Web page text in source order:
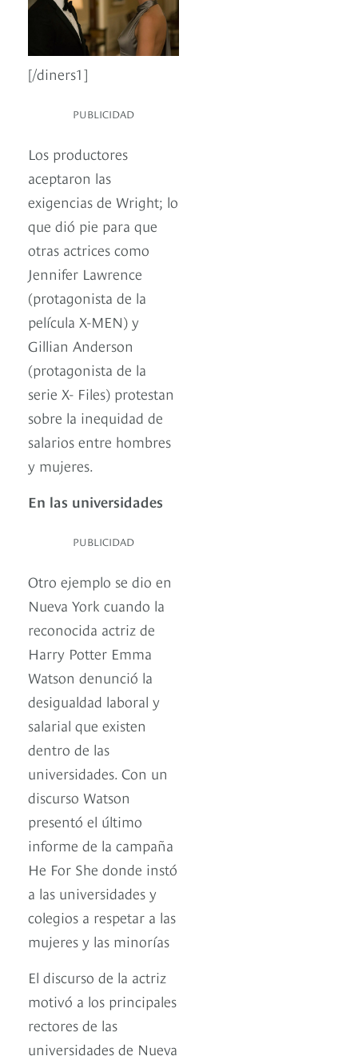
[/diners1]
PUBLICIDAD
Los productores
aceptaron las
exigencias de Wright; lo
que dió pie para que
otras actrices como
Jennifer Lawrence
(protagonista de la
película X-MEN) y
Gillian Anderson
(protagonista de la
serie X- Files) protestan
sobre la inequidad de
salarios entre hombres
y mujeres.
En las universidades
PUBLICIDAD
Otro ejemplo se dio en
Nueva York cuando la
reconocida actriz de
Harry Potter Emma
Watson denunció la
desigualdad laboral y
salarial que existen
dentro de las
universidades. Con un
discurso Watson
presentó el último
informe de la campaña
He For She donde instó
a las universidades y
colegios a respetar a las
mujeres y las minorías
El discurso de la actriz
motivó a los principales
rectores de las
universidades de Nueva